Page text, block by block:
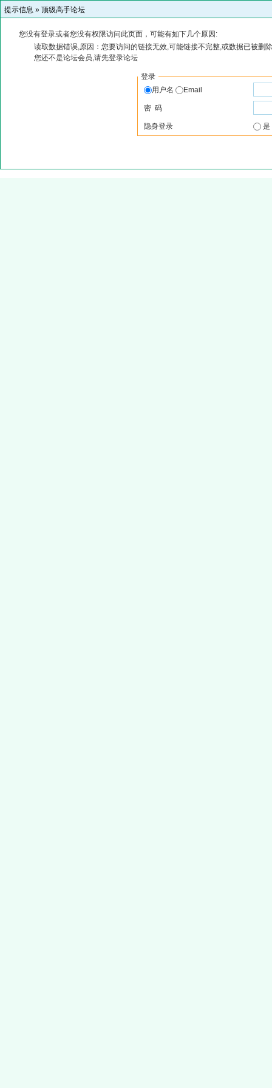
提示信息 » 顶级高手论坛
您没有登录或者您没有权限访问此页面，可能有如下几个原因:
读取数据错误,原因：您要访问的链接无效,可能链接不完整,或数据已被删
您还不是论坛会员,请先登录论坛
登录
用户名
Email
密 码
隐身登录